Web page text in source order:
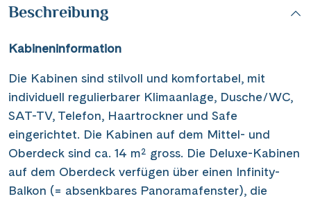
Newsletter
Kundenlogin
Hotline 0800 626 550DE|FR
Beschreibung
Kabineninformation
Die Kabinen sind stilvoll und komfortabel, mit
individuell regulierbarer Klimaanlage, Dusche/WC,
SAT-TV, Telefon, Haartrockner und Safe
eingerichtet. Die Kabinen auf dem Mittel- und
Oberdeck sind ca. 14 m² gross. Die Deluxe-Kabinen
auf dem Oberdeck verfügen über einen Infinity-
Balkon (= absenkbares Panoramafenster), die